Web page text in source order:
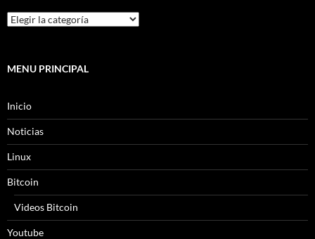
MENU PRINCIPAL
Inicio
Noticias
Linux
Bitcoin
Videos Bitcoin
Youtube